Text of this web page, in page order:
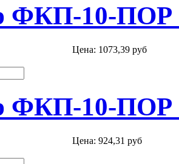
ФКП-10-ПОР
Цена: 1073,39 руб
ФКП-10-ПОР
Цена: 924,31 руб